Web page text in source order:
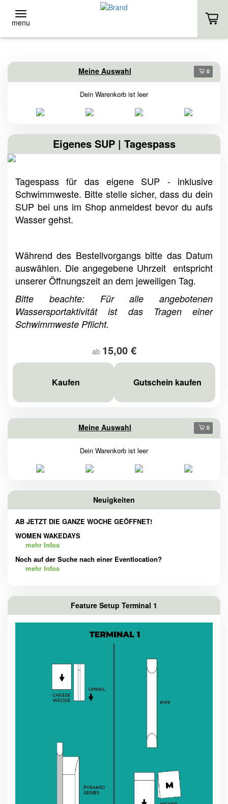
menu
Meine Auswahl 0
Dein Warenkorb ist leer
Eigenes SUP | Tagespass
Tagespass für das eigene SUP - inklusive
Schwimmweste. Bitte stelle sicher, dass du dein
SUP bei uns im Shop anmeldest bevor du aufs
Wasser gehst.
Während des Bestellvorgangs bitte das Datum
auswählen. Die angegebene Uhrzeit entspricht
unserer Öffnungszeit an dem jeweiligen Tag.
Bitte beachte: Für alle angebotenen
Wassersportaktivität ist das Tragen einer
Schwimmweste Pflicht.
ab 15,00 €
Kaufen Gutschein kaufen
Meine Auswahl 0
Dein Warenkorb ist leer
Neuigkeiten
AB JETZT DIE GANZE WOCHE GEÖFFNET!
WOMEN WAKEDAYS
mehr Infos
Noch auf der Suche nach einer Eventlocation?
mehr Infos
Feature Setup Terminal 1
Event-Location
EVENT ANFRAGE
Stand-Up
KURSE
HOMEPAGE